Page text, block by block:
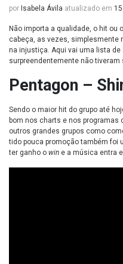
por Isabela Ávila atualizado em
Não importa a qualidade, o hit ou
cabeça, as vezes, simplesmente
na injustiça. Aqui vai uma lista
surpreendentemente não tiveram
Pentagon –
Sendo o maior hit do grupo até
bom nos charts e nos
outros grandes grupos como
tido pouca promoção também foi
ter ganho o win e a música entra